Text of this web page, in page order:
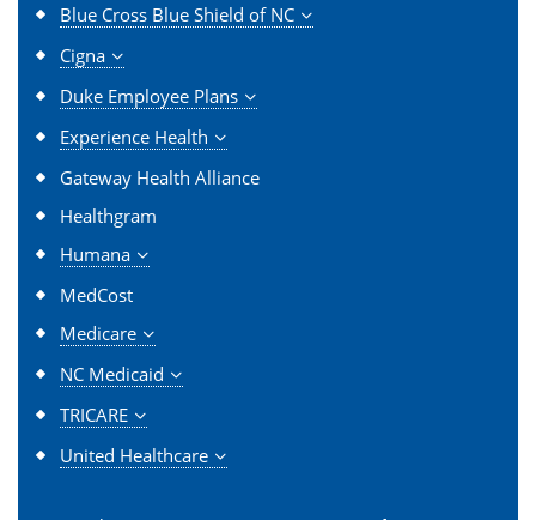
Blue Cross Blue Shield of NC
Cigna
Duke Employee Plans
Experience Health
Gateway Health Alliance
Healthgram
Humana
MedCost
Medicare
NC Medicaid
TRICARE
United Healthcare